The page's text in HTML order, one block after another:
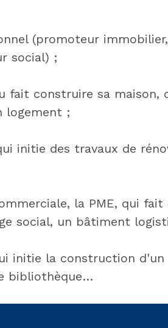
(promoteur
social) ;
construire sa maison,
logement ;
initie des travaux de
la PME, qui
social, un bâtiment
initie la construction
bibliothèque…